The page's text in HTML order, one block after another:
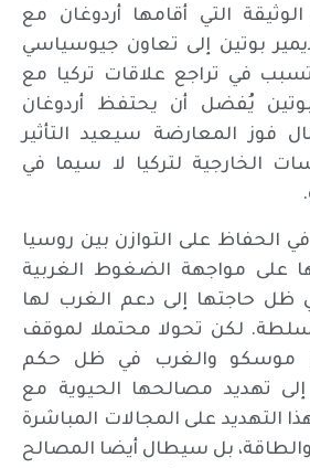
التي أقامها أردوغان مع
بوتين إلى تعاون جيوسياسي
تسبب في تراجع علاقات تركيا مع
يُفضل أن يحتفظ أردوغان
فوز المعارضة سيعيد التأثير
الخارجية لتركيا لا سيما في
الحفاظ على التوازن بين روسيا
على مواجهة الضغوط الغربية
حاجتها إلى دعم الغرب لها
لكن تحولا محتملا لموقف
موسكو والغرب في ظل حكم
تهديد مصالحها الحيوية مع
التهديد على المجالات المباشرة
والطاقة، بل سيطال أيضا المصالح